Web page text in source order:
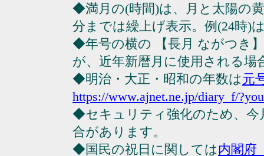
◆満月の(時間)は、月と太陽の
分までは繰上げ表示。例(24時)
◆年号の横の 【長月 ながつき
が、近年新暦月に使用される場
◆明治・大正・昭和の年数は元
https://www.ajnet.ne.jp/diary_f/
◆セキュリティ強化のため、今
合があります。
◆国民の祝日に関しては内閣府